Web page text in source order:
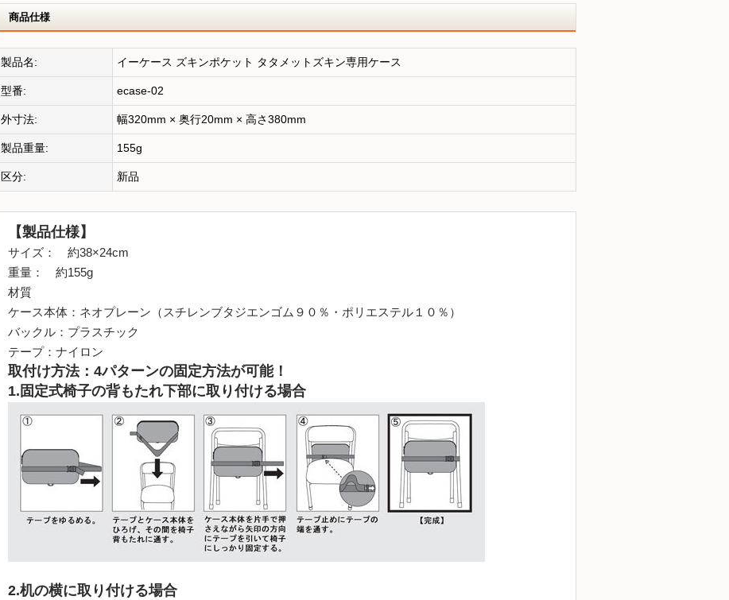
商品仕様
製品名: イーケース ズキンポケット タタメットズキン専用ケース
型番: ecase-02
外寸法: 幅320mm × 奥行20mm × 高さ380mm
製品重量: 155g
区分: 新品
【製品仕様】
サイズ： 約38×24cm
重量： 約155g
材質
ケース本体：ネオプレーン（スチレンブタジエンゴム９０％・ポリエステル１０％）
バックル：プラスチック
テープ：ナイロン
取付け方法：4パターンの固定方法が可能！
1.固定式椅子の背もたれ下部に取り付ける場合
2.机の横に取り付ける場合